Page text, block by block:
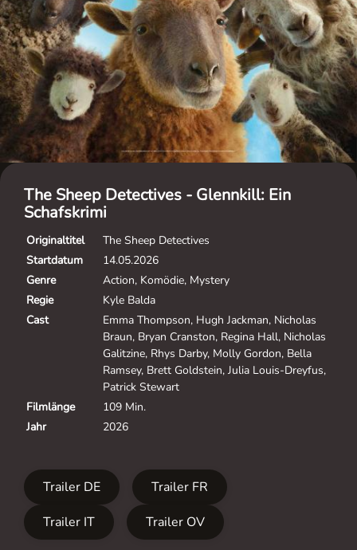
The Sheep Detectives - Glennkill: Ein
Schafskrimi
Originaltitel
The Sheep Detectives
Startdatum
14.05.2026
Genre
Action, Komödie, Mystery
Regie
Kyle Balda
Cast
Emma Thompson, Hugh Jackman, Nicholas
Braun, Bryan Cranston, Regina Hall, Nicholas
Galitzine, Rhys Darby, Molly Gordon, Bella
Ramsey, Brett Goldstein, Julia Louis-Dreyfus,
Patrick Stewart
Filmlänge
109 Min.
Jahr
2026
Trailer DE
Trailer FR
Trailer IT
Trailer OV